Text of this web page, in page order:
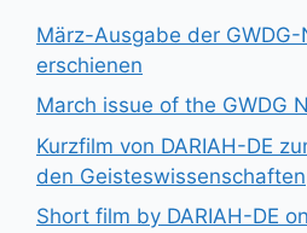
März-Ausgabe der
erschienen
March issue of the GWDG
Kurzfilm von DARIAH-DE
den Geisteswissenschaften
Short film by DARIAH-DE